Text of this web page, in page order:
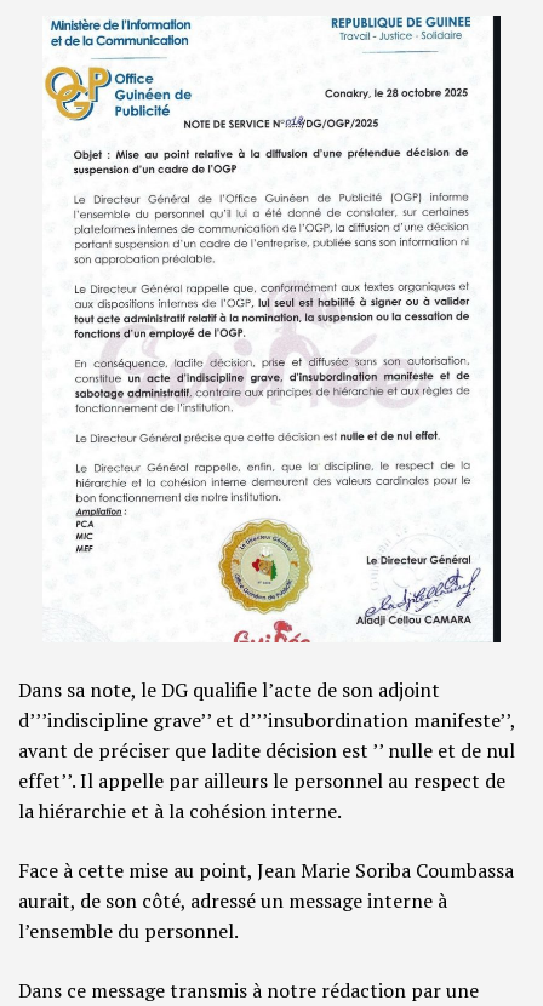
Dans sa note, le DG qualifie l’acte de son adjoint
d’’’indiscipline grave’’ et d’’’insubordination manifeste’’,
avant de préciser que ladite décision est ’’ nulle et de nul
effet’’. Il appelle par ailleurs le personnel au respect de
la hiérarchie et à la cohésion interne.
Face à cette mise au point, Jean Marie Soriba Coumbassa
aurait, de son côté, adressé un message interne à
l’ensemble du personnel.
Dans ce message transmis à notre rédaction par une